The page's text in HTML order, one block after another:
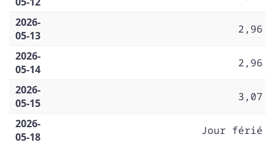
2026-
05-13
2,96
2026-
05-14
2,96
2026-
05-15
3,07
2026-
05-18
Jour férié